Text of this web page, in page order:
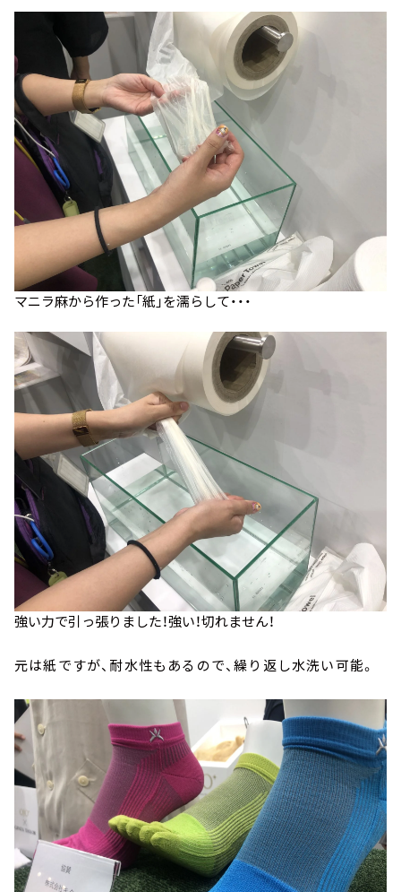
マニラ麻から作った「紙」を濡らして・・・
強い力で引っ張りました！強い！切れません！
元は紙ですが、耐水性もあるので、繰り返し水洗い可能。